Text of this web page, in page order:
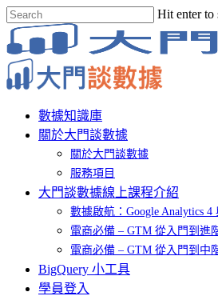
Skip
to
main
content
Hit enter to
Close
Search
Menu
數據知識庫
關於大門談數據
關於大門談數據
服務項目
大門談數據線上課程介紹
數據啟航：Google Analytics
電商必備 – GTM 從入門到進
電商必備 – GTM 從入門到中
BigQuery 小工具
學員登入